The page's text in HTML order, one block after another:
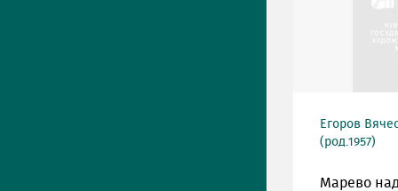
Егоров
(род.1957)
Марево